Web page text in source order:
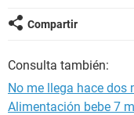
Compartir
Consulta también:
No me llega hace dos
Alimentación bebe 7